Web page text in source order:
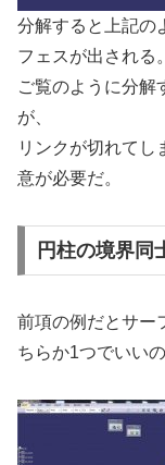
分解すると上記の
フェスが出される。
ご覧のように分解
が、
リンクが切れてし
意が必要だ。
円柱の境界同
前項の例だとサー
ちらか1つでいい